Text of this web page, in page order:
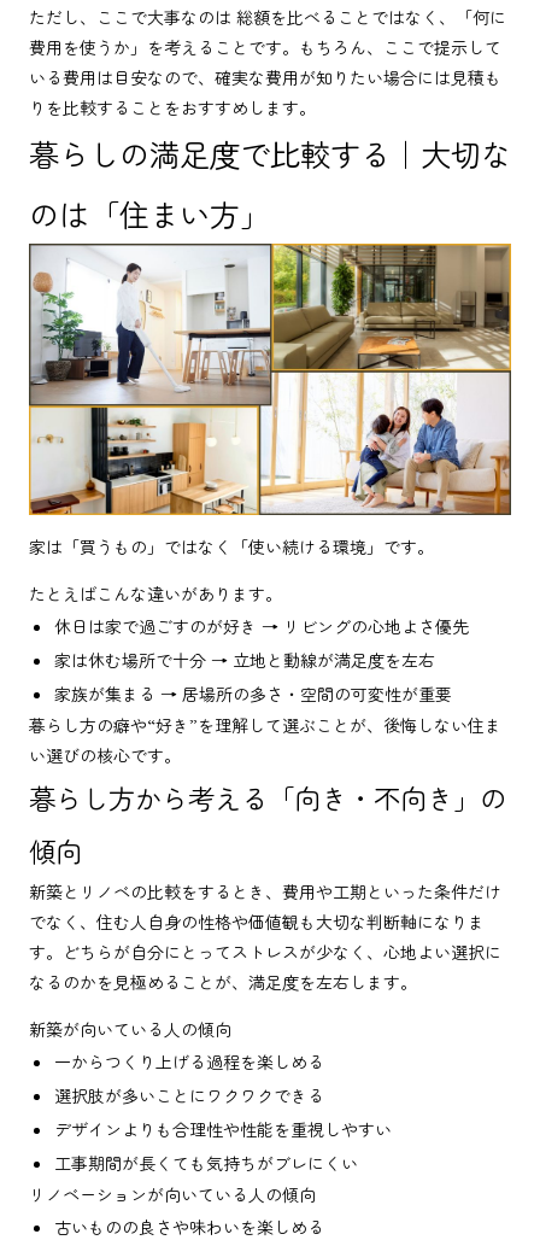
ただし、ここで大事なのは 総額を比べることではなく、「何に
費用を使うか」を考えることです。もちろん、ここで提示して
いる費用は目安なので、確実な費用が知りたい場合には見積も
りを比較することをおすすめします。
暮らしの満足度で比較する｜大切な
のは「住まい方」
家は「買うもの」ではなく「使い続ける環境」です。
たとえばこんな違いがあります。
休日は家で過ごすのが好き → リビングの心地よさ優先
家は休む場所で十分 → 立地と動線が満足度を左右
家族が集まる → 居場所の多さ・空間の可変性が重要
暮らし方の癖や“好き”を理解して選ぶことが、後悔しない住ま
い選びの核心です。
暮らし方から考える「向き・不向き」の
傾向
新築とリノベの比較をするとき、費用や工期といった条件だけ
でなく、住む人自身の性格や価値観も大切な判断軸になりま
す。どちらが自分にとってストレスが少なく、心地よい選択に
なるのかを見極めることが、満足度を左右します。
新築が向いている人の傾向
一からつくり上げる過程を楽しめる
選択肢が多いことにワクワクできる
デザインよりも合理性や性能を重視しやすい
工事期間が長くても気持ちがブレにくい
リノベーションが向いている人の傾向
古いものの良さや味わいを楽しめる